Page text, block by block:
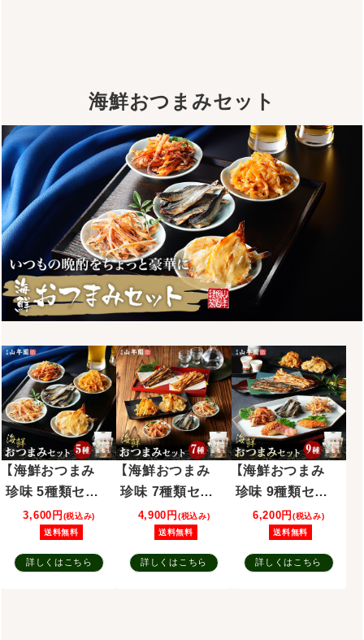
海鮮おつまみセット
【海鮮おつまみ
珍味 5種類セッ
ト】殿様するめ
ほたて焼貝ひも
イカゲソほぐし
焼 ふんわり焼き
3,600円 (税込み)
送料無料
詳しくはこちら
【海鮮おつまみ
珍味 7種類セッ
ト】殿様するめ
ほたて焼貝ひも
イカゲソほぐし
焼 ふんわり焼き
4,900円 (税込み)
送料無料
詳しくはこちら
【海鮮おつまみ
珍味 9種類セッ
ト】金目鯛明太子
鮭明太子 殿様す
るめ ほたて焼貝
ひも イカゲソほ
6,200円(税込み)
送料無料
詳しくはこちら